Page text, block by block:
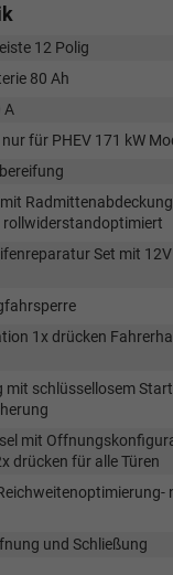
12 Polig
80 Ah
A
für PHEV 171 kW
rollwiderstandoptimiert
Set mit
1x drücken
mit schlüssellosem
mit
drücken für alle Türen
und Schließung